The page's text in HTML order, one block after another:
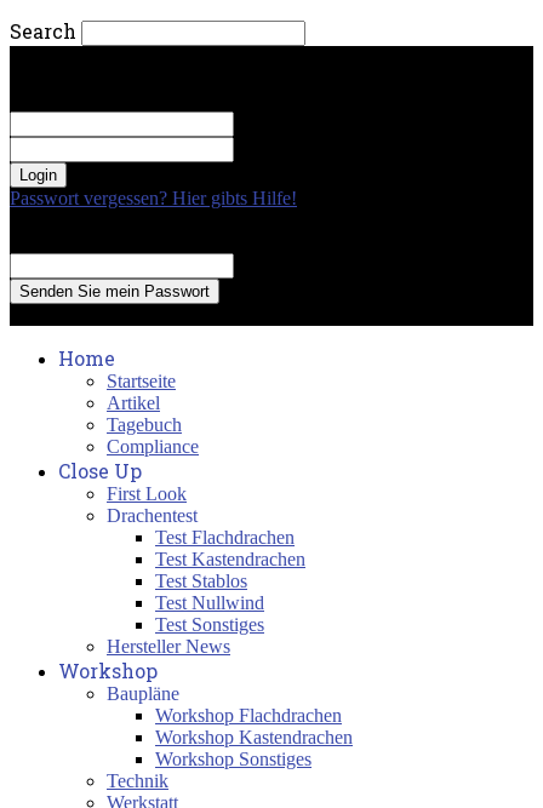
Search
Passwort vergessen? Hier gibts Hilfe!
Home
Startseite
Artikel
Tagebuch
Compliance
Close Up
First Look
Drachentest
Test Flachdrachen
Test Kastendrachen
Test Stablos
Test Nullwind
Test Sonstiges
Hersteller News
Workshop
Baupläne
Workshop Flachdrachen
Workshop Kastendrachen
Workshop Sonstiges
Technik
Werkstatt